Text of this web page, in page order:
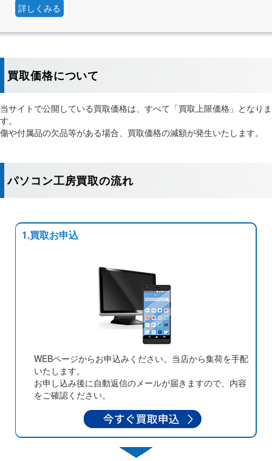
詳しくみる
買取価格について
当サイトで公開している買取価格は、すべて「買取上限価格」となりま
す。
傷や付属品の欠品等がある場合、買取価格の減額が発生いたします。
パソコン工房買取の流れ
1.買取お申込
WEBページからお申込みください。当店から集荷を手配
いたします。
お申し込み後に自動返信のメールが届きますので、内容
をご確認ください。